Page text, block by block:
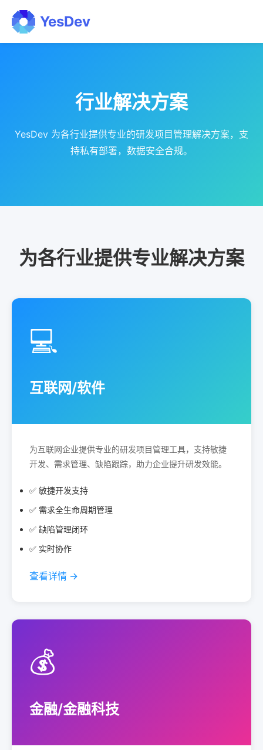
YesDev
行业解决方案
YesDev 为各行业提供专业的研发项目管理解决方案，支
持私有部署，数据安全合规。
为各行业提供专业解决方案
💻
互联网/软件
为互联网企业提供专业的研发项目管理工具，支持敏捷
开发、需求管理、缺陷跟踪，助力企业提升研发效能。
✅ 敏捷开发支持
✅ 需求全生命周期管理
✅ 缺陷管理闭环
✅ 实时协作
查看详情 →
💰
金融/金融科技